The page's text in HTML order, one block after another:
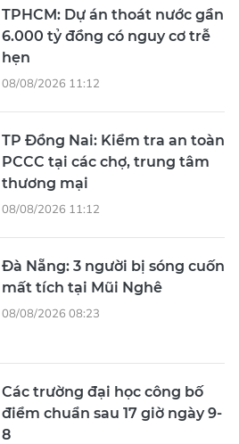
TPHCM: Dự án thoát nước gần
6.000 tỷ đồng có nguy cơ trễ
hẹn
08/08/2026 11:12
TP Đồng Nai: Kiểm tra an toàn
PCCC tại các chợ, trung tâm
thương mại
08/08/2026 11:12
Đà Nẵng: 3 người bị sóng cuốn
mất tích tại Mũi Nghê
08/08/2026 08:23
Các trường đại học công bố
điểm chuẩn sau 17 giờ ngày 9-
8